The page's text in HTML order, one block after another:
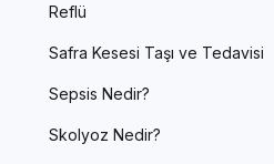
Reflü
Safra Kesesi Taşı ve Tedavisi
Sepsis Nedir?
Skolyoz Nedir?